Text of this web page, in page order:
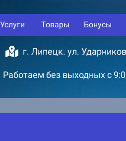
Услуги Товары Бонусы
г. Липецк. ул.
Работаем без выходных с